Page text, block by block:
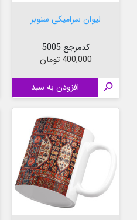
لیوان سرامیکی سنوبر
کدمرجع 5005
قیمت
400,000 تومان
 افزودن به سبد